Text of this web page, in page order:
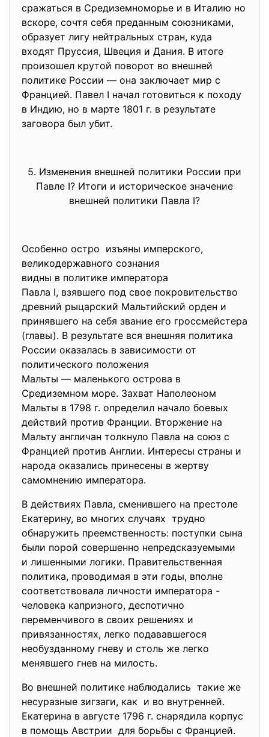
сражаться в Средиземноморье и в Италию но
вскоре, сочтя себя преданным союзниками,
образует лигу нейтральных стран, куда
входят Пруссия, Швеция и Дания. В итоге
произошел крутой поворот во внешней
политике России — она заключает мир с
Францией. Павел I начал готовиться к походу
в Индию, но в марте 1801 г. в результате
заговора был убит.
5. Изменения внешней политики России при
Павле I? Итоги и историческое значение
внешней политики Павла I?
Особенно остро изъяны имперского,
великодержавного сознания
видны в политике императора
Павла I, взявшего под свое покровительство
древний рыцарский Мальтийский орден и
принявшего на себя звание его гроссмейстера
(главы). В результате вся внешняя политика
России оказалась в зависимости от
политического положения
Мальты — маленького острова в
Средиземном море. Захват Наполеоном
Мальты в 1798 г. определил начало боевых
действий против Франции. Вторжение на
Мальту англичан толкнуло Павла на союз с
Францией против Англии. Интересы страны и
народа оказались принесены в жертву
самомнению императора.
В действиях Павла, сменившего на престоле
Екатерину, во многих случаях трудно
обнаружить преемственность: поступки сына
были порой совершенно непредсказуемыми
и лишенными логики. Правительственная
политика, проводимая в эти годы, вполне
соответствовала личности императора -
человека капризного, деспотично
переменчивого в своих решениях и
привязанностях, легко подававшегося
необузданному гневу и столь же легко
менявшего гнев на милость.
Во внешней политике наблюдались такие же
несуразные зигзаги, как и во внутренней.
Екатерина в августе 1796 г. снарядила корпус
в помощь Австрии для борьбы с Францией.